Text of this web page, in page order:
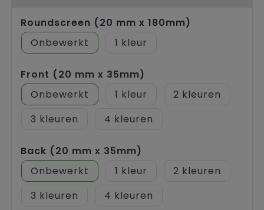
Roundscreen (20 mm x 180mm)
Onbewerkt
1
Front (20 mm x 35mm)
Onbewerkt
1
2
3
4
Back (20 mm x 35mm)
Onbewerkt
1
2
3
4